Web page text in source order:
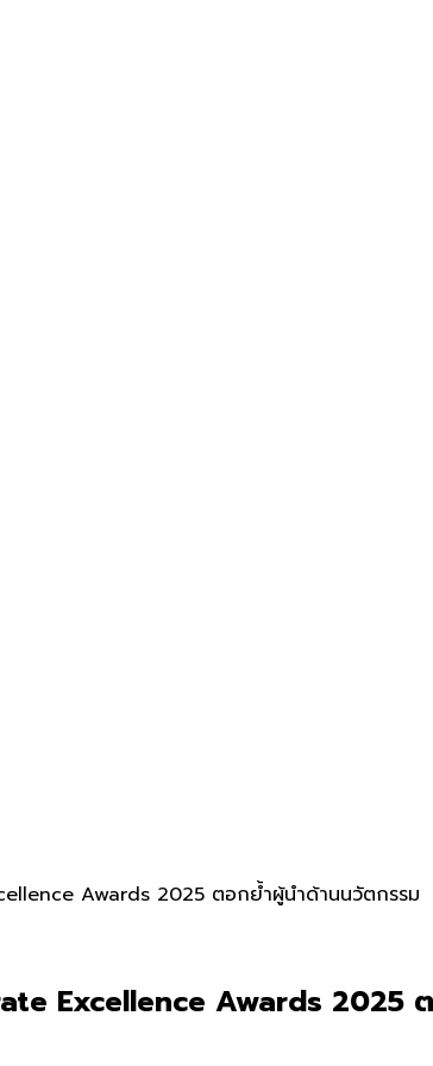
Awards 2025 ตอกย้ำผู้นำด้านนวัตกรรม
Excellence Awards 2025